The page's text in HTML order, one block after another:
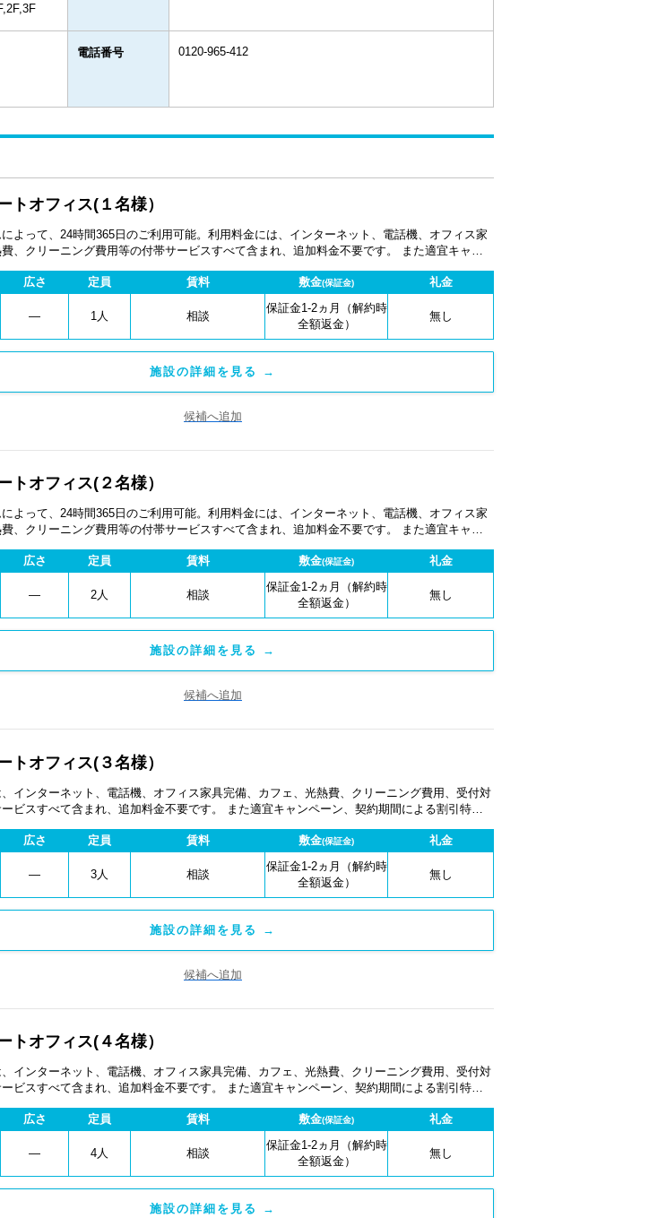
電話番号 0120-965-412
トオフィス(１名様）
よって、24時間365日のご利用可能。利用料金には、インターネット、電話機、オフィス家
、クリーニング費用等の付帯サービスすべて含まれ、追加料金不要です。 また適宜キャン
広さ 定員 賃料 敷金(保証金) 礼金
― 1人 相談
保証金1-2ヵ月（解約時
全額返金）
無し
施設の詳細を見る →
候補へ追加
トオフィス(２名様）
よって、24時間365日のご利用可能。利用料金には、インターネット、電話機、オフィス家
、クリーニング費用等の付帯サービスすべて含まれ、追加料金不要です。 また適宜キャン
広さ 定員 賃料 敷金(保証金) 礼金
― 2人 相談
保証金1-2ヵ月（解約時
全額返金）
無し
施設の詳細を見る →
候補へ追加
トオフィス(３名様）
インターネット、電話機、オフィス家具完備、カフェ、光熱費、クリーニング費用、受付対
ビスすべて含まれ、追加料金不要です。 また適宜キャンペーン、契約期間による割引特典
広さ 定員 賃料 敷金(保証金) 礼金
― 3人 相談
保証金1-2ヵ月（解約時
全額返金）
無し
施設の詳細を見る →
候補へ追加
トオフィス(４名様）
インターネット、電話機、オフィス家具完備、カフェ、光熱費、クリーニング費用、受付対
ビスすべて含まれ、追加料金不要です。 また適宜キャンペーン、契約期間による割引特典
広さ 定員 賃料 敷金(保証金) 礼金
― 4人 相談
保証金1-2ヵ月（解約時
全額返金）
無し
施設の詳細を見る →